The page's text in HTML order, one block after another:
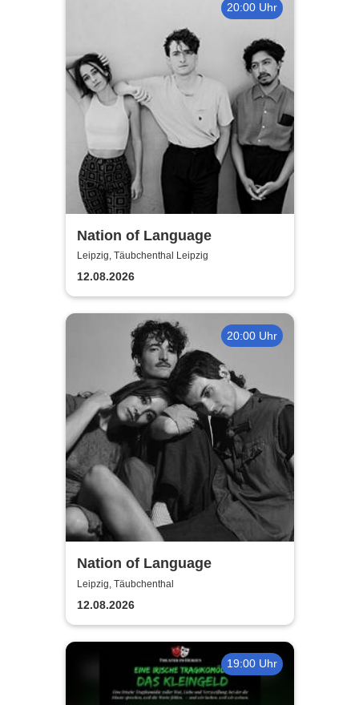
20:00 Uhr
Nation of Language
Leipzig, Täubchenthal Leipzig
12.08.2026
20:00 Uhr
Nation of Language
Leipzig, Täubchenthal
12.08.2026
19:00 Uhr